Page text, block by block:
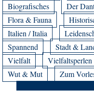
Biografisches
Der
Flora & Fauna
Italien / Italia
Spannend
Stadt &
Vielfalt
Vielfaltsperlen
Wut & Mut
Zum